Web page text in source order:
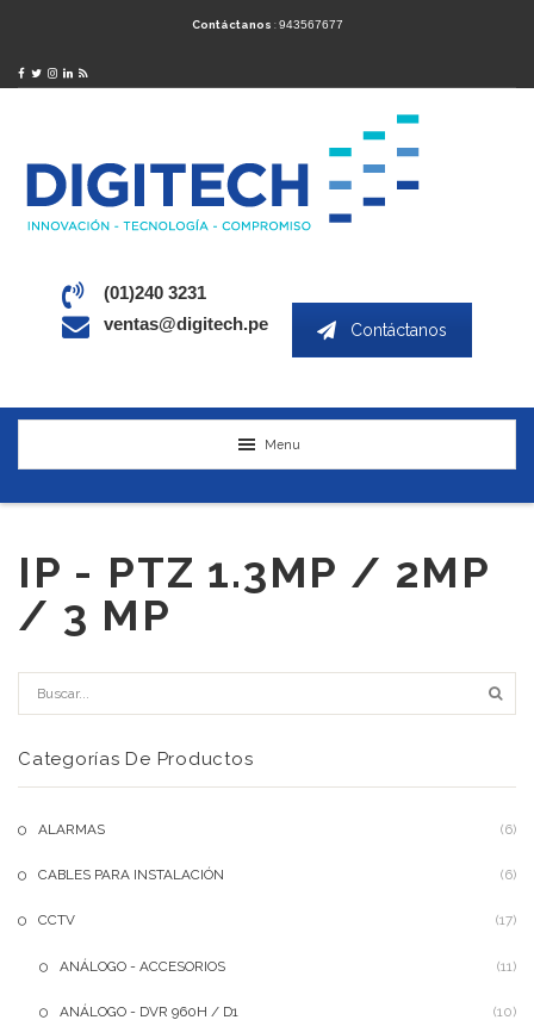
Contáctanos :943567677
(01)240 3231
ventas@digitech.pe
Contáctanos
Menu
IP - PTZ 1.3MP / 2MP
/ 3 MP
Categorías De Productos
ALARMAS (6)
CABLES PARA INSTALACIÓN (6)
CCTV (17)
ANÁLOGO - ACCESORIOS (11)
ANÁLOGO - DVR 960H / D1 (10)